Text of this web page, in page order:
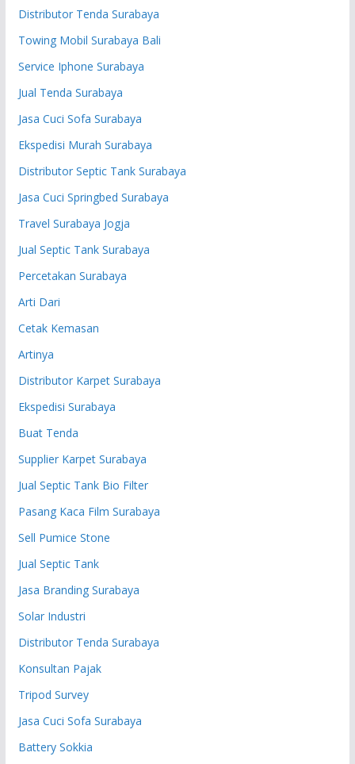
Distributor Tenda Surabaya
Towing Mobil Surabaya Bali
Service Iphone Surabaya
Jual Tenda Surabaya
Jasa Cuci Sofa Surabaya
Ekspedisi Murah Surabaya
Distributor Septic Tank Surabaya
Jasa Cuci Springbed Surabaya
Travel Surabaya Jogja
Jual Septic Tank Surabaya
Percetakan Surabaya
Arti Dari
Cetak Kemasan
Artinya
Distributor Karpet Surabaya
Ekspedisi Surabaya
Buat Tenda
Supplier Karpet Surabaya
Jual Septic Tank Bio Filter
Pasang Kaca Film Surabaya
Sell Pumice Stone
Jual Septic Tank
Jasa Branding Surabaya
Solar Industri
Distributor Tenda Surabaya
Konsultan Pajak
Tripod Survey
Jasa Cuci Sofa Surabaya
Battery Sokkia